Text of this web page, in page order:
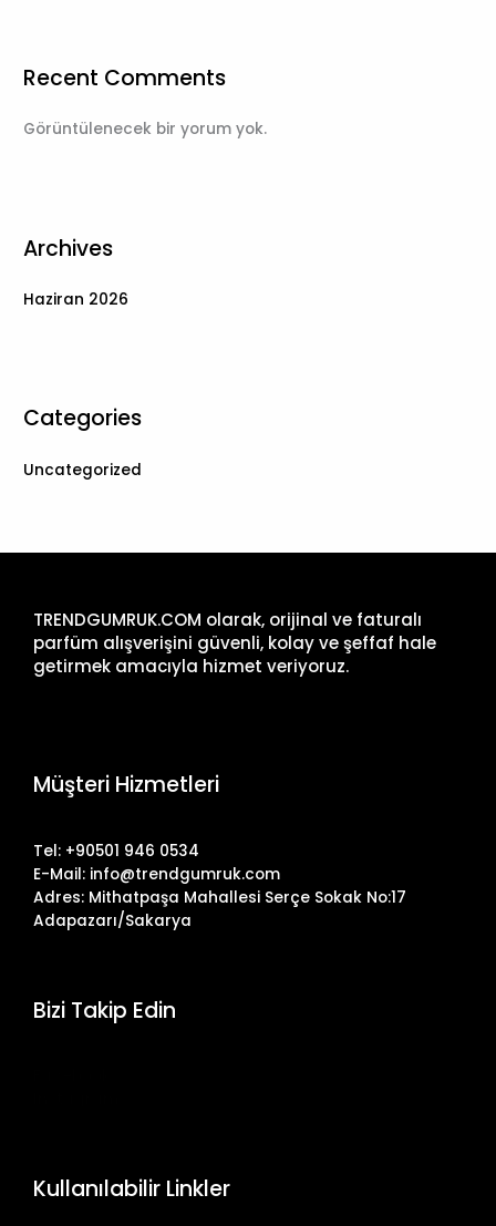
Recent Comments
Görüntülenecek bir yorum yok.
Archives
Haziran 2026
Categories
Uncategorized
TRENDGUMRUK.COM olarak, orijinal ve faturalı
parfüm alışverişini güvenli, kolay ve şeffaf hale
getirmek amacıyla hizmet veriyoruz.
Müşteri Hizmetleri
Tel: +90501 946 0534
E-Mail: info@trendgumruk.com
Adres: Mithatpaşa Mahallesi Serçe Sokak No:17
Adapazarı/Sakarya
Bizi Takip Edin
Kullanılabilir Linkler